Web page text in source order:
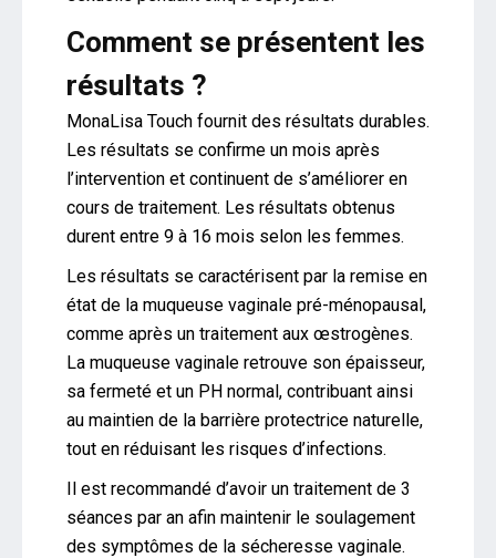
Comment se présentent les
résultats ?
MonaLisa Touch fournit des résultats durables.
Les résultats se confirme un mois après
l’intervention et continuent de s’améliorer en
cours de traitement. Les résultats obtenus
durent entre 9 à 16 mois selon les femmes.
Les résultats se caractérisent par la remise en
état de la muqueuse vaginale pré-ménopausal,
comme après un traitement aux œstrogènes.
La muqueuse vaginale retrouve son épaisseur,
sa fermeté et un PH normal, contribuant ainsi
au maintien de la barrière protectrice naturelle,
tout en réduisant les risques d’infections.
Il est recommandé d’avoir un traitement de 3
séances par an afin maintenir le soulagement
des symptômes de la sécheresse vaginale.